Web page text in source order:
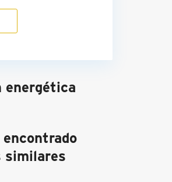
energética
encontrado
similares